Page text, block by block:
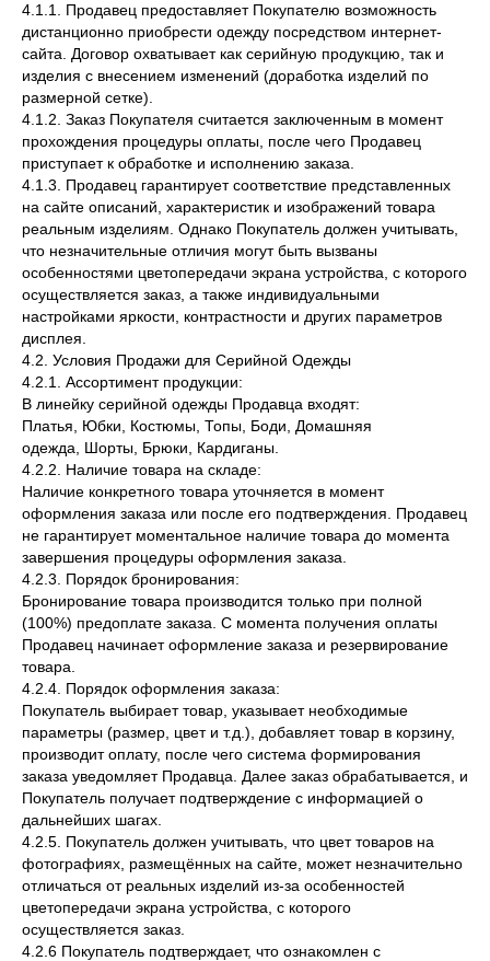
4.1.1. Продавец предоставляет Покупателю возможность
дистанционно приобрести одежду посредством интернет-
сайта. Договор охватывает как серийную продукцию, так и
изделия с внесением изменений (доработка изделий по
размерной сетке).
4.1.2. Заказ Покупателя считается заключенным в момент
прохождения процедуры оплаты, после чего Продавец
приступает к обработке и исполнению заказа.
4.1.3. Продавец гарантирует соответствие представленных
на сайте описаний, характеристик и изображений товара
реальным изделиям. Однако Покупатель должен учитывать,
что незначительные отличия могут быть вызваны
особенностями цветопередачи экрана устройства, с которого
осуществляется заказ, а также индивидуальными
настройками яркости, контрастности и других параметров
дисплея.
4.2. Условия Продажи для Серийной Одежды
4.2.1. Ассортимент продукции:
В линейку серийной одежды Продавца входят:
Платья, Юбки, Костюмы, Топы, Боди, Домашняя
одежда, Шорты, Брюки, Кардиганы.
4.2.2. Наличие товара на складе:
Наличие конкретного товара уточняется в момент
оформления заказа или после его подтверждения. Продавец
не гарантирует моментальное наличие товара до момента
завершения процедуры оформления заказа.
4.2.3. Порядок бронирования:
Бронирование товара производится только при полной
(100%) предоплате заказа. С момента получения оплаты
Продавец начинает оформление заказа и резервирование
товара.
4.2.4. Порядок оформления заказа:
Покупатель выбирает товар, указывает необходимые
параметры (размер, цвет и т.д.), добавляет товар в корзину,
производит оплату, после чего система формирования
заказа уведомляет Продавца. Далее заказ обрабатывается, и
Покупатель получает подтверждение с информацией о
дальнейших шагах.
4.2.5. Покупатель должен учитывать, что цвет товаров на
фотографиях, размещённых на сайте, может незначительно
отличаться от реальных изделий из-за особенностей
цветопередачи экрана устройства, с которого
осуществляется заказ.
4.2.6 Покупатель подтверждает, что ознакомлен с